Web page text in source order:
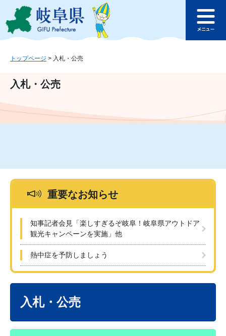
ジ
ュ
文
このページの本文へ
ュ
トップページ > 入札・公売
入札・公売
重要なお知らせ
知事記者会見「楽しすぎるぞ岐阜！岐阜県アウトドア
観光キャンペーンを実施」他
熱中症を予防しましょう
入札・公売